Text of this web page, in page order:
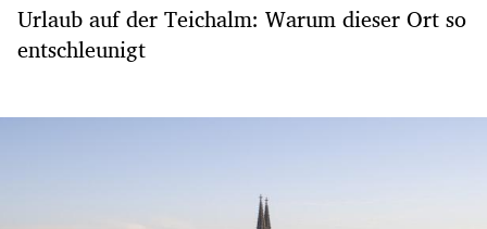
Urlaub auf der Teichalm: Warum dieser Ort so
entschleunigt